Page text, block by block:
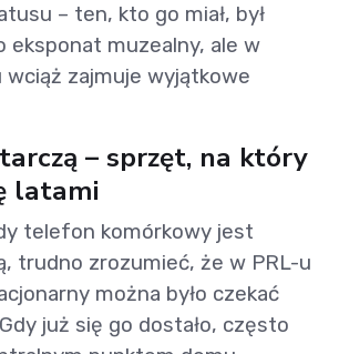
– ten, kto go miał, był
eksponat muzealny, ale w
wciąż zajmuje wyjątkowe
– sprzęt, na który
latami
telefon komórkowy jest
trudno zrozumieć, że w PRL-u
można było czekać
już się go dostało, często